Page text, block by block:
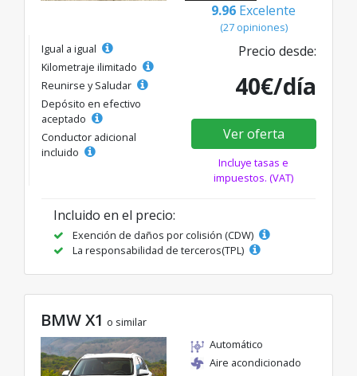
9.96 Excelente
(27 opiniones)
Igual a igual
Kilometraje ilimitado
Reunirse y Saludar
Depósito en efectivo
aceptado
Conductor adicional
incluido
Precio desde:
40€/día
Ver oferta
Incluye tasas e
impuestos. (VAT)
Incluido en el precio:
Exención de daños por colisión (CDW)
La responsabilidad de terceros(TPL)
BMW X1 o similar
Automático
Aire acondicionado